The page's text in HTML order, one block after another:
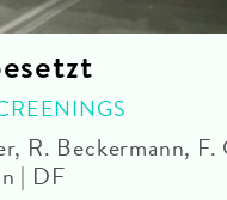
R. Beckermann, F.
| DF